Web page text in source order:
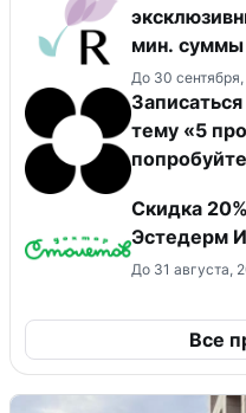
мин. суммы
До 30
тему «5
Скидка
Эстедерм
До 31 августа,
Все